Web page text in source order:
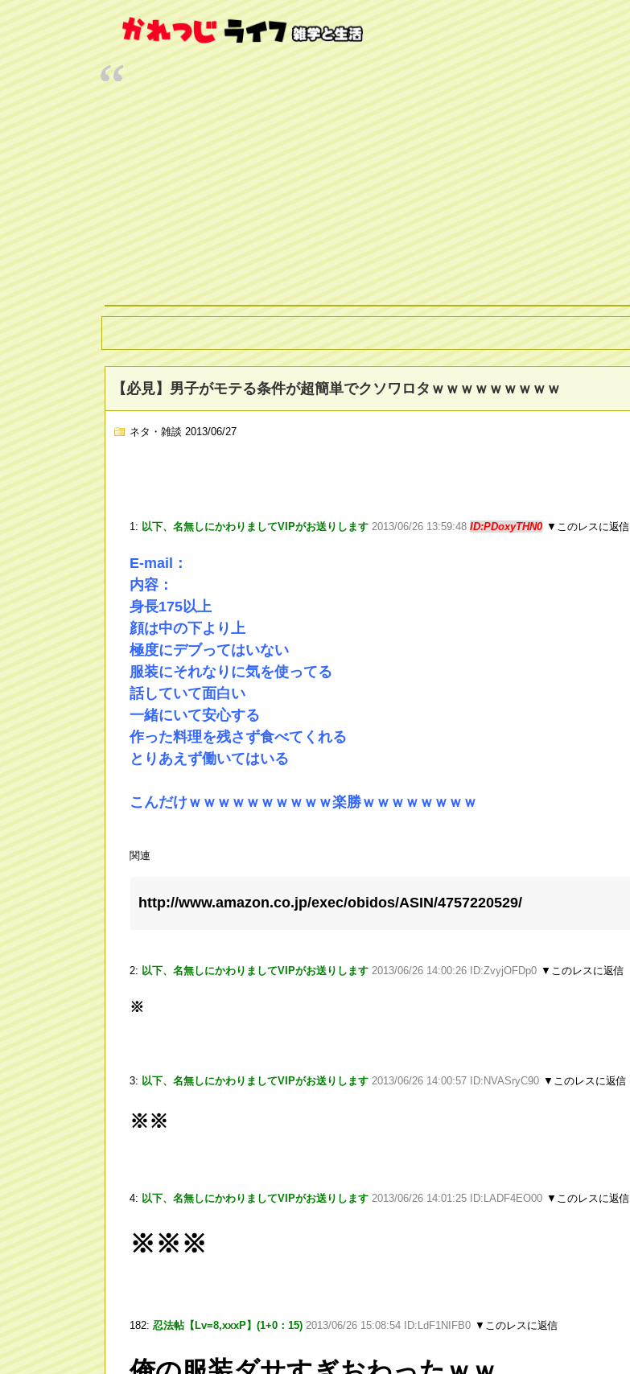
【必見】男子がモテる条件が超簡単でクソワロタｗｗｗｗｗｗｗｗｗ
ネタ・雑談 2013/06/27
1: 以下、名無しにかわりましてVIPがお送りします 2013/06/26 13:59:48 ID:PDoxyTHN0 ▼このレスに返信
E-mail：
内容：
身長175以上
顔は中の下より上
極度にデブってはいない
服装にそれなりに気を使ってる
話していて面白い
一緒にいて安心する
作った料理を残さず食べてくれる
とりあえず働いてはいる
こんだけｗｗｗｗｗｗｗｗｗｗ楽勝ｗｗｗｗｗｗｗｗ
関連
http://www.amazon.co.jp/exec/obidos/ASIN/4757220529/
2: 以下、名無しにかわりましてVIPがお送りします 2013/06/26 14:00:26 ID:ZvyjOFDp0 ▼このレスに返信
※
3: 以下、名無しにかわりましてVIPがお送りします 2013/06/26 14:00:57 ID:NVASryC90 ▼このレスに返信
※※
4: 以下、名無しにかわりましてVIPがお送りします 2013/06/26 14:01:25 ID:LADF4EO00 ▼このレスに返信
※※※
182: 忍法帖【Lv=8,xxxP】(1+0：15) 2013/06/26 15:08:54 ID:LdF1NIFB0 ▼このレスに返信